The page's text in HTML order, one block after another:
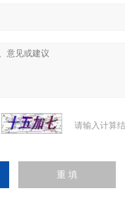
请输入计算